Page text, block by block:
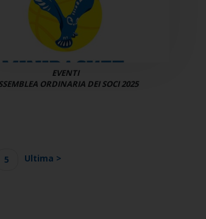
EVENTI
ORDINARIA DEI SOCI 2025
5 Ultima >